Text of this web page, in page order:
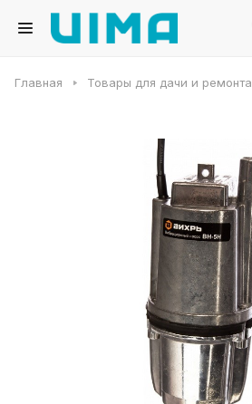
Главная Товары для дачи и ремонта